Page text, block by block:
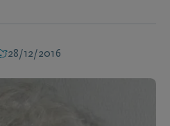
28/12/2016